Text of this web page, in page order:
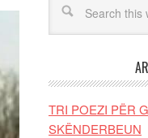
TRI POEZI PËR
SKËNDERBEUN